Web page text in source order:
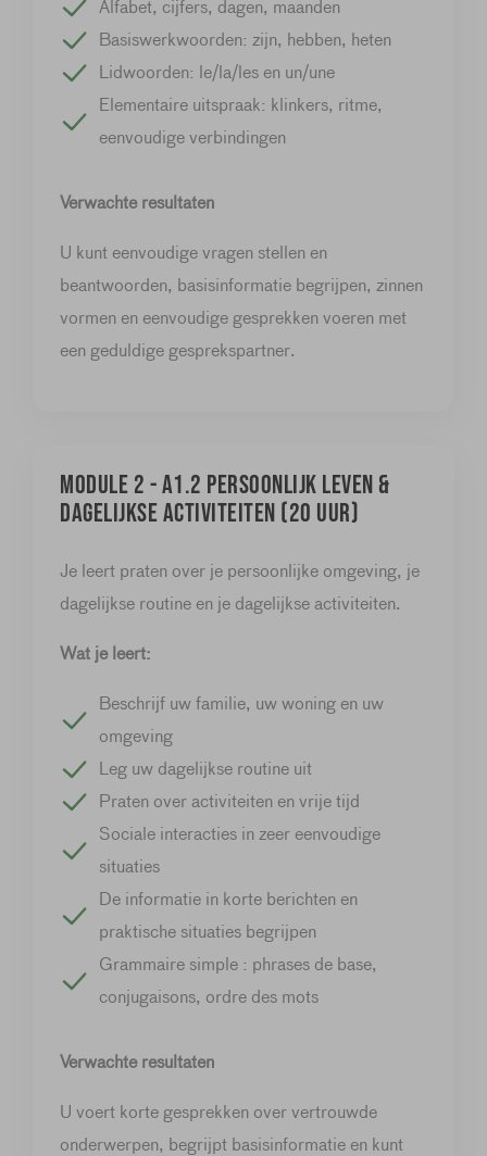
Alfabet, cijfers, dagen, maanden
Basiswerkwoorden: zijn, hebben, heten
Lidwoorden: le/la/les en un/une
Elementaire uitspraak: klinkers, ritme,
eenvoudige verbindingen
Verwachte resultaten
U kunt eenvoudige vragen stellen en
beantwoorden, basisinformatie begrijpen, zinnen
vormen en eenvoudige gesprekken voeren met
een geduldige gesprekspartner.
Module 2 - A1.2 Persoonlijk leven &
dagelijkse activiteiten (20 uur)
Je leert praten over je persoonlijke omgeving, je
dagelijkse routine en je dagelijkse activiteiten.
Wat je leert:
Beschrijf uw familie, uw woning en uw
omgeving
Leg uw dagelijkse routine uit
Praten over activiteiten en vrije tijd
Sociale interacties in zeer eenvoudige
situaties
De informatie in korte berichten en
praktische situaties begrijpen
Grammaire simple : phrases de base,
conjugaisons, ordre des mots
Verwachte resultaten
U voert korte gesprekken over vertrouwde
onderwerpen, begrijpt basisinformatie en kunt